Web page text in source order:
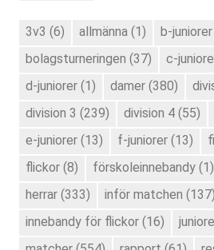
3v3 (6) allmänna (1) b-juniorer
bolagsturneringen (37) c-
d-juniorer (1) damer (380)
division 3 (239) division 4 (55)
e-juniorer (13) f-juniorer (13)
flickor (8) förskoleinnebandy (1)
herrar (333) inför matchen (137)
innebandy för flickor (16)